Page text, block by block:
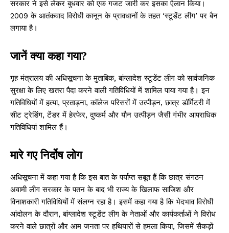
सरकार ने इसे लेकर बुधवार को एक गजट जारी कर इसका ऐलान किया।
2009 के आतंकवाद विरोधी कानून के प्रावधानों के तहत ‘स्टूडेंट लीग’ पर बैन
लगाया है।
जानें क्या कहा गया?
गृह मंत्रालय की अधिसूचना के मुताबिक, बांग्लादेश स्टूडेंट लीग को सार्वजनिक
सुरक्षा के लिए खतरा पैदा करने वाली गतिविधियों में शामिल पाया गया है। इन
गतिविधियों में हत्या, प्रताड़ना, कॉलेज परिसरों में उत्पीड़न, छात्र डॉर्मिटरी में
सीट ट्रेडिंग, टेंडर में हेरफेर, दुष्कर्म और यौन उत्पीड़न जैसी गंभीर आपराधिक
गतिविधियां शामिल हैं।
मारे गए निर्दोष लोग
अधिसूचना में कहा गया है कि इस बात के पर्याप्त सबूत हैं कि छात्र संगठन
अवामी लीग सरकार के पतन के बाद भी राज्य के खिलाफ साजिश और
विनाशकारी गतिविधियों में संलग्न रहा है। इसमें कहा गया है कि भेदभाव विरोधी
आंदोलन के दौरान, बांग्लादेश स्टूडेंट लीग के नेताओं और कार्यकर्ताओं ने विरोध
करने वाले छात्रों और आम जनता पर हथियारों से हमला किया, जिसमें सैकड़ों